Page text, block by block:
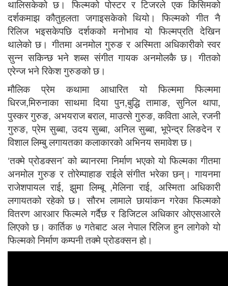
थालिसकेको छ। फिल्मको पोस्टर र टिजरले एक किसिमको
दर्शकमाझ कौतुहलता जगाइसकेको थियो। फिल्मको गीत नै
रिलिज भइसकेपछि दर्शकको मनोभाव यो फिल्मप्रति देखिन
थालेको छ। गीतमा अनमोल गुरुङ र अस्मिता अधिकारीको स्वर
सुन्न सकिन्छ भने शब्स संगीत गायक अनमोलकै छ। गीतको
एरेन्ज भने रिकेश गुरुङको छ।
मौलिक प्रेम कथामा आधारित यो फिल्ममा फिल्ममा
धिरज,मिरुनाका साथमा दिया पुन,बुद्धि तामाङ, सुनिल थापा,
पुस्कर गुरुङ, अभयराज बराल, माउत्से गुरुङ, कविता आले, रजनी
गुरुङ, प्रेम सुब्बा, उदय सुब्बा, अनिल सुब्बा, भूपेन्द्र लिङदेन र
विशाल लिम्बु लगायतका कलाकारको अभिनय समावेश छ।
‘तक्मे प्रोडक्सन’ को ब्यानरमा निर्माण भएको यो फिल्मका गीतमा
अनमोल गुरुङ र तोरेम्पाहाङ राईले संगीत भरेका छन्। गायनमा
राजेशपायल राई, झुमा लिम्बू ,मेलिना राई, अस्मिता अधिकारी
लगायतको रहेको छ। सौरभ लामाले छायांकन गरेका फिल्मको
वितरण आरआर फिल्मले गर्दैछ र डिजिटल अधिकार ओएसआरले
लिएको छ। कार्तिक ७ गतेबाट अल नेपाल रिलिज हुन लागेको यो
फिल्मको निर्माण कम्पनी तक्मे प्रोडक्सन हो।